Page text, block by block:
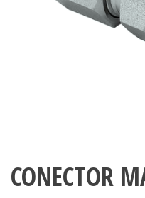
CONECTOR